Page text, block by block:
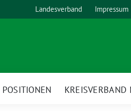
Landesverband Impressum
POSITIONEN KREISVERBAND